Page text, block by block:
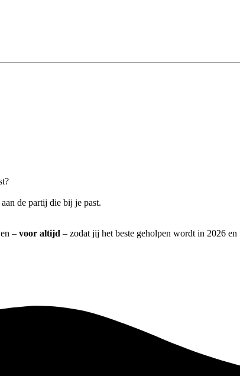
de partij die bij je past.
– voor altijd – zodat jij het beste geholpen wordt in 2026 en